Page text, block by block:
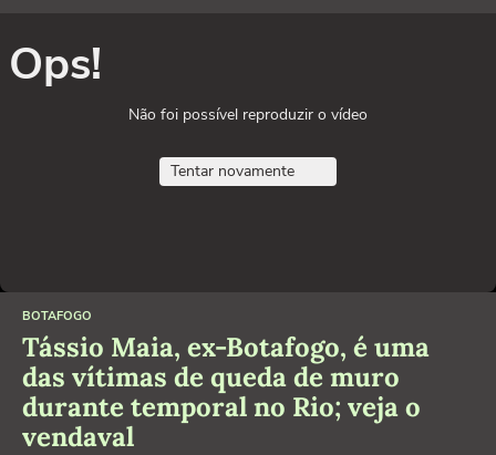
Ops!
Não foi possível reproduzir o vídeo
Tentar novamente
BOTAFOGO
Tássio Maia, ex-Botafogo, é uma
das vítimas de queda de muro
durante temporal no Rio; veja o
vendaval